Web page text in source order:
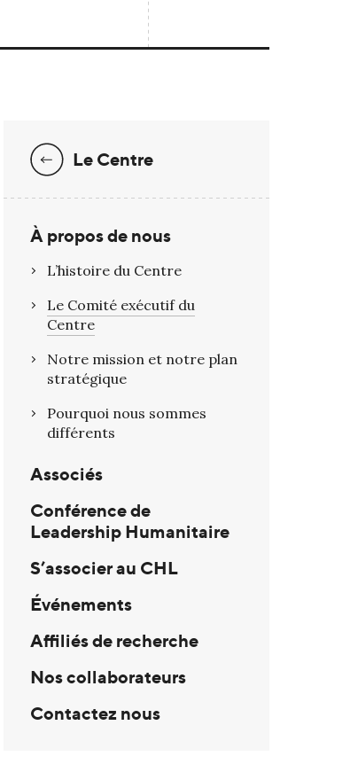
Le Centre
À propos de nous
L’histoire du Centre
Le Comité exécutif du
Centre
Notre mission et notre plan
stratégique
Pourquoi nous sommes
différents
Associés
Conférence de
Leadership Humanitaire
S’associer au CHL
Événements
Affiliés de recherche
Nos collaborateurs
Contactez nous